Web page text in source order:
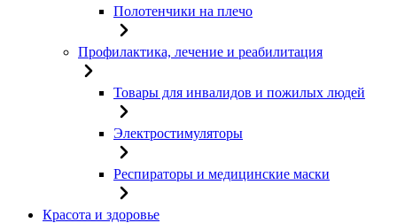
Полотенчики на плечо
Профилактика, лечение и реабилитация
Товары для инвалидов и пожилых людей
Электростимуляторы
Респираторы и медицинские маски
Красота и здоровье